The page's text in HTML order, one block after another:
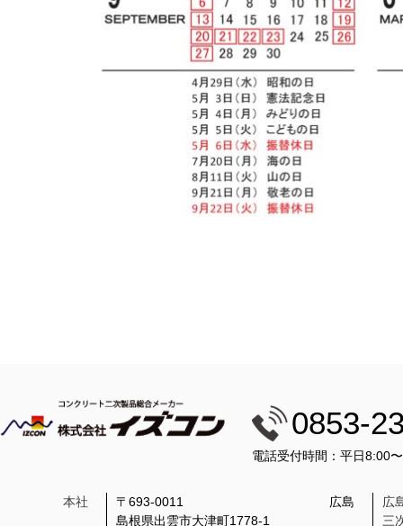
0853-
電話受付時間：平日8:00
本社
〒693-0011
島根県出雲市大津町1778-1
広島
広
三